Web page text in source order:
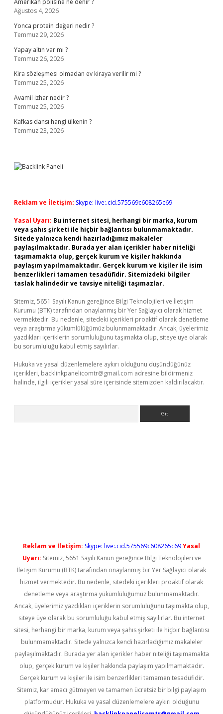
Amerikan polisine ne denir ?
Ağustos 4, 2026
Yonca protein değeri nedir ?
Temmuz 29, 2026
Yapay altın var mı ?
Temmuz 26, 2026
Kira sözleşmesi olmadan ev kiraya verilir mi ?
Temmuz 25, 2026
Avamil izhar nedir ?
Temmuz 25, 2026
Kafkas dansı hangi ülkenin ?
Temmuz 23, 2026
Reklam ve İletişim: Skype: live:.cid.575569c608265c69
Yasal Uyarı: Bu internet sitesi, herhangi bir marka, kurum
veya şahıs şirketi ile hiçbir bağlantısı bulunmamaktadır.
Sitede yalnızca kendi hazırladığımız makaleler
paylaşılmaktadır. Burada yer alan içerikler haber niteliği
taşımamakta olup, gerçek kurum ve kişiler hakkında
paylaşım yapılmamaktadır. Gerçek kurum ve kişiler ile isim
benzerlikleri tamamen tesadüfidir. Sitemizdeki bilgiler
taslak halindedir ve tavsiye niteliği taşımazlar.
Sitemiz, 5651 Sayılı Kanun gereğince Bilgi Teknolojileri ve İletişim
Kurumu (BTK) tarafından onaylanmış bir Yer Sağlayıcı olarak hizmet
vermektedir. Bu nedenle, sitedeki içerikleri proaktif olarak denetleme
veya araştırma yükümlülüğümüz bulunmamaktadır. Ancak, üyelerimiz
yazdıkları içeriklerin sorumluluğunu taşımakta olup, siteye üye olarak
bu sorumluluğu kabul etmiş sayılırlar.
Hukuka ve yasal düzenlemelere aykırı olduğunu düşündüğünüz
içerikleri, backlinkpanelicomtr@gmail.com adresine bildirmeniz
halinde, ilgili içerikler yasal süre içerisinde sitemizden kaldırılacaktır.
Reklam ve İletişim: Skype: live:.cid.575569c608265c69Yasal
Uyarı: Sitemiz, 5651 Sayılı Kanun gereğince Bilgi Teknolojileri ve
İletişim Kurumu (BTK) tarafından onaylanmış bir Yer Sağlayıcı olarak
hizmet vermektedir. Bu nedenle, sitedeki içerikleri proaktif olarak
denetleme veya araştırma yükümlülüğümüz bulunmamaktadır.
Ancak, üyelerimiz yazdıkları içeriklerin sorumluluğunu taşımakta olup,
siteye üye olarak bu sorumluluğu kabul etmiş sayılırlar. Bu internet
sitesi, herhangi bir marka, kurum veya şahıs şirketi ile hiçbir bağlantısı
bulunmamaktadır. Sitede yalnızca kendi hazırladığımız makaleler
paylaşılmaktadır. Burada yer alan içerikler haber niteliği taşımamakta
olup, gerçek kurum ve kişiler hakkında paylaşım yapılmamaktadır.
Gerçek kurum ve kişiler ile isim benzerlikleri tamamen tesadüfidir.
Sitemiz, kar amacı gütmeyen ve tamamen ücretsiz bir bilgi paylaşım
platformudur. Hukuka ve yasal düzenlemelere aykırı olduğunu